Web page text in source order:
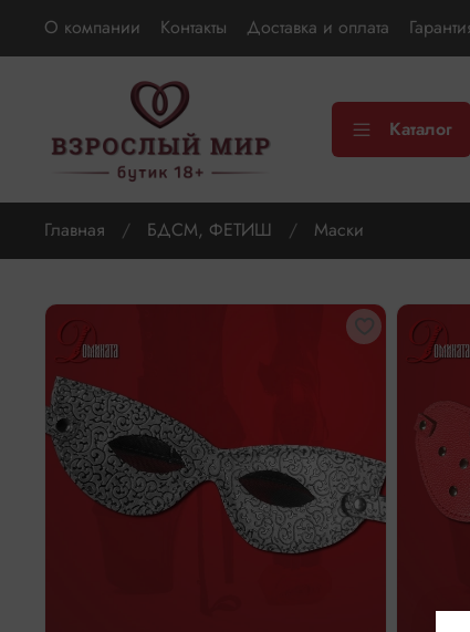
О компании Контакты Доставка и оплата
Каталог
Главная БДСМ, ФЕТИШ Маски